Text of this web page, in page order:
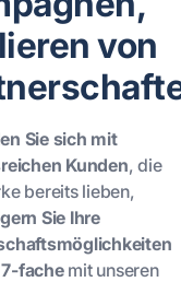
von
Sie sich mit
Kunden, die
bereits lieben,
Sie Ihre
fachemit unseren